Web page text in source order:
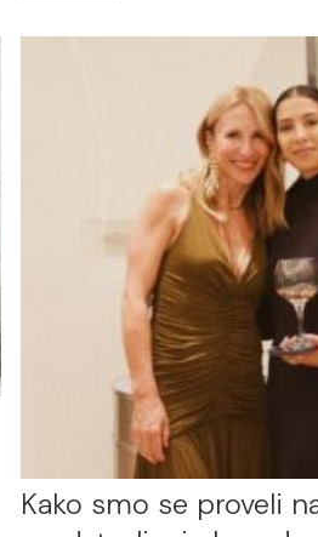
Kako smo se proveli